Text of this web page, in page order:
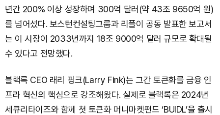
년간 200% 이상 성장하며 300억 달러(약 43조 9650억 원)
를 넘어섰다. 보스턴컨설팅그룹과 리플이 공동 발표한 보고서
는 이 시장이 2033년까지 18조 9000억 달러 규모로 확대될
수 있다고 전망했다.
블랙록 CEO 래리 핑크(Larry Fink)는 그간 토큰화를 금융 인
프라 혁신의 핵심으로 강조해왔다. 실제로 블랙록은 2024년
세큐리타이즈와 함께 첫 토큰화 머니마켓펀드 ‘BUIDL’을 출시